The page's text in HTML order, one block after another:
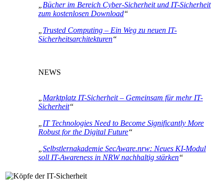
„Bücher im Bereich Cyber-Sicherheit und IT-Sicherheit
zum kostenlosen Download“
„Trusted Computing – Ein Weg zu neuen IT-
Sicherheitsarchitekturen“
NEWS
„Marktplatz IT-Sicherheit – Gemeinsam für mehr IT-
Sicherheit“
„IT Technologies Need to Become Significantly More
Robust for the Digital Future“
„Selbstlernakademie SecAware.nrw: Neues KI-Modul
soll IT-Awareness in NRW nachhaltig stärken“